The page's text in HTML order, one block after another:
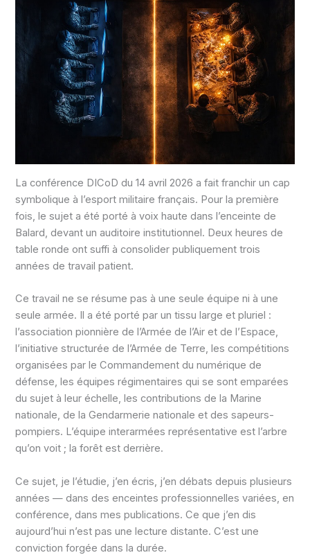
La conférence DICoD du 14 avril 2026 a fait franchir un cap
symbolique à l’esport militaire français. Pour la première
fois, le sujet a été porté à voix haute dans l’enceinte de
Balard, devant un auditoire institutionnel. Deux heures de
table ronde ont suffi à consolider publiquement trois
années de travail patient.
Ce travail ne se résume pas à une seule équipe ni à une
seule armée. Il a été porté par un tissu large et pluriel :
l’association pionnière de l’Armée de l’Air et de l’Espace,
l’initiative structurée de l’Armée de Terre, les compétitions
organisées par le Commandement du numérique de
défense, les équipes régimentaires qui se sont emparées
du sujet à leur échelle, les contributions de la Marine
nationale, de la Gendarmerie nationale et des sapeurs-
pompiers. L’équipe interarmées représentative est l’arbre
qu’on voit ; la forêt est derrière.
Ce sujet, je l’étudie, j’en écris, j’en débats depuis plusieurs
années — dans des enceintes professionnelles variées, en
conférence, dans mes publications. Ce que j’en dis
aujourd’hui n’est pas une lecture distante. C’est une
conviction forgée dans la durée.